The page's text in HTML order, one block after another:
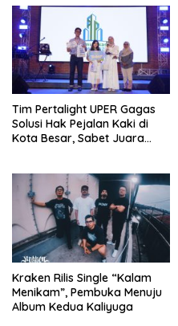
Tim Pertalight UPER Gagas
Solusi Hak Pejalan Kaki di
Kota Besar, Sabet Juara
Kraken Rilis Single “Kalam
Menikam”, Pembuka Menuju
Album Kedua Kaliyuga